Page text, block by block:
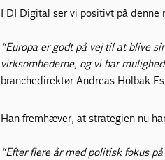
I DI Digital ser vi positivt på
“Europa er godt på vej til at blive
virksomhederne, og vi har
branchedirektør Andreas Holbak
Han fremhæver, at strategien nu
“Efter flere år med politisk fokus